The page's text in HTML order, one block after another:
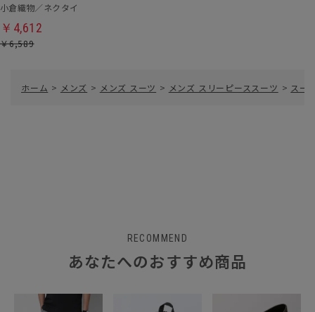
小倉織物／ネクタイ
￥4,612
￥6,589
ホーム > メンズ > メンズ スーツ > メンズ スリーピーススーツ > スー
RECOMMEND
あなたへのおすすめ商品